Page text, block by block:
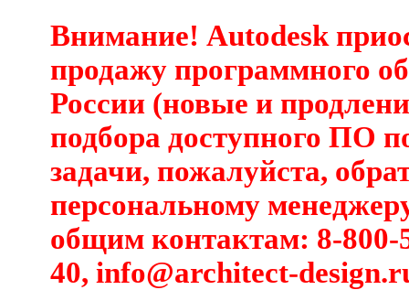
Внимание! Autodesk
продажу программного
России (новые и
подбора доступного ПО
задачи, пожалуйста,
персональному
общим контактам: 8-800-
40, info@architect-